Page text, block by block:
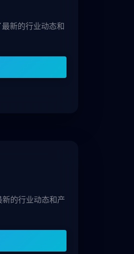
新的行业动态和
的行业动态和产